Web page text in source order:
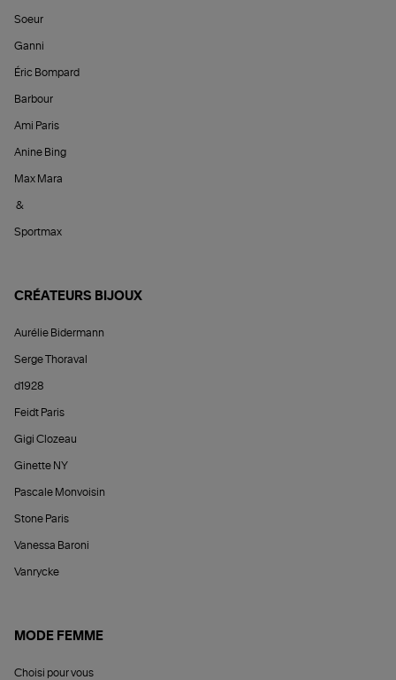
Soeur
Ganni
Éric Bompard
Barbour
Ami Paris
Anine Bing
Max Mara
&
Sportmax
CRÉATEURS BIJOUX
Aurélie Bidermann
Serge Thoraval
d1928
Feidt Paris
Gigi Clozeau
Ginette NY
Pascale Monvoisin
Stone Paris
Vanessa Baroni
Vanrycke
MODE FEMME
Choisi pour vous